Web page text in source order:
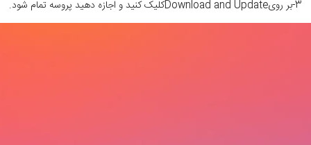
3-بر رویDownload and Updateکلیک کنید و اجازه دهید پروسه تمام شود.